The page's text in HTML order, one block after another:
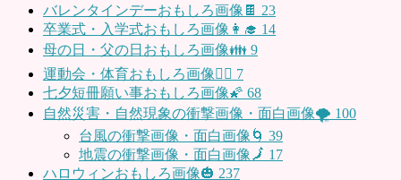
バレンタインデーおもしろ画像🍫 23
卒業式・入学式おもしろ画像👩‍🎓 14
母の日・父の日おもしろ画像👪 9
運動会・体育おもしろ画像🤸‍♂️ 7
七夕短冊願い事おもしろ画像🌠 68
自然災害・自然現象の衝撃画像・面白画像🌪 100
台風の衝撃画像・面白画像🌀 39
地震の衝撃画像・面白画像🗾 17
ハロウィンおもしろ画像🎃 237